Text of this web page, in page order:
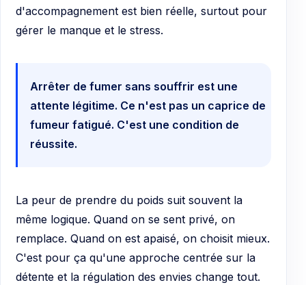
d'accompagnement est bien réelle, surtout pour
gérer le manque et le stress.
Arrêter de fumer sans souffrir est une
attente légitime. Ce n'est pas un caprice de
fumeur fatigué. C'est une condition de
réussite.
La peur de prendre du poids suit souvent la
même logique. Quand on se sent privé, on
remplace. Quand on est apaisé, on choisit mieux.
C'est pour ça qu'une approche centrée sur la
détente et la régulation des envies change tout.